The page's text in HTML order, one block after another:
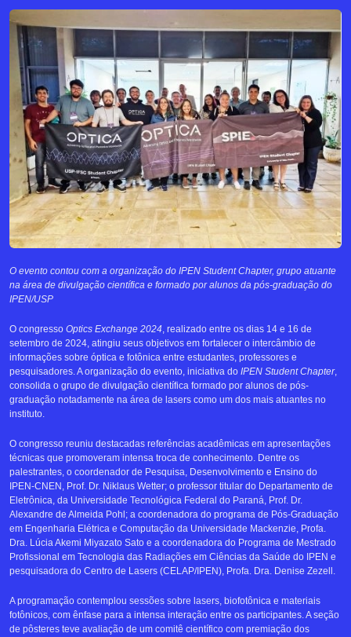
O evento contou com a organização do IPEN Student Chapter, grupo atuante
na área de divulgação científica e formado por alunos da pós-graduação do
IPEN/USP
O congresso Optics Exchange 2024, realizado entre os dias 14 e 16 de
setembro de 2024, atingiu seus objetivos em fortalecer o intercâmbio de
informações sobre óptica e fotônica entre estudantes, professores e
pesquisadores. A organização do evento, iniciativa do IPEN Student Chapter,
consolida o grupo de divulgação científica formado por alunos de pós-
graduação notadamente na área de lasers como um dos mais atuantes no
instituto.
O congresso reuniu destacadas referências acadêmicas em apresentações
técnicas que promoveram intensa troca de conhecimento. Dentre os
palestrantes, o coordenador de Pesquisa, Desenvolvimento e Ensino do
IPEN-CNEN, Prof. Dr. Niklaus Wetter; o professor titular do Departamento de
Eletrônica, da Universidade Tecnológica Federal do Paraná, Prof. Dr.
Alexandre de Almeida Pohl; a coordenadora do programa de Pós-Graduação
em Engenharia Elétrica e Computação da Universidade Mackenzie, Profa.
Dra. Lúcia Akemi Miyazato Sato e a coordenadora do Programa de Mestrado
Profissional em Tecnologia das Radiações em Ciências da Saúde do IPEN e
pesquisadora do Centro de Lasers (CELAP/IPEN), Profa. Dra. Denise Zezell.
A programação contemplou sessões sobre lasers, biofotônica e materiais
fotônicos, com ênfase para a intensa interação entre os participantes. A seção
de pôsteres teve avaliação de um comitê científico com premiação dos